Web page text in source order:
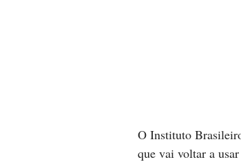
O Instituto
que vai voltar a